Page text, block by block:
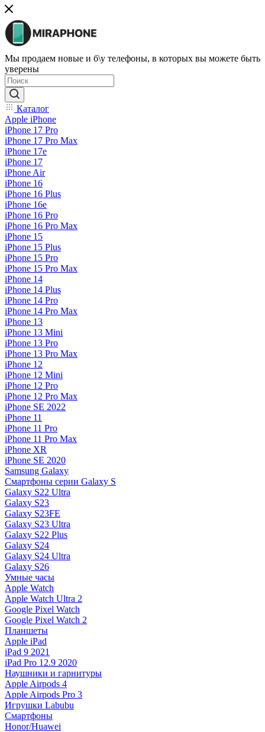
Мы продаем новые и б\у телефоны, в которых вы можете быть
уверены
Каталог
Apple iPhone
iPhone 17 Pro
iPhone 17 Pro Max
iPhone 17e
iPhone 17
iPhone Air
iPhone 16
iPhone 16 Plus
iPhone 16e
iPhone 16 Pro
iPhone 16 Pro Max
iPhone 15
iPhone 15 Plus
iPhone 15 Pro
iPhone 15 Pro Max
iPhone 14
iPhone 14 Plus
iPhone 14 Pro
iPhone 14 Pro Max
iPhone 13
iPhone 13 Mini
iPhone 13 Pro
iPhone 13 Pro Max
iPhone 12
iPhone 12 Mini
iPhone 12 Pro
iPhone 12 Pro Max
iPhone SE 2022
iPhone 11
iPhone 11 Pro
iPhone 11 Pro Max
iPhone XR
iPhone SE 2020
Samsung Galaxy
Смартфоны серии Galaxy S
Galaxy S22 Ultra
Galaxy S23
Galaxy S23FE
Galaxy S23 Ultra
Galaxy S22 Plus
Galaxy S24
Galaxy S24 Ultra
Galaxy S26
Умные часы
Apple Watch
Apple Watch Ultra 2
Google Pixel Watch
Google Pixel Watch 2
Планшеты
Apple iPad
iPad 9 2021
iPad Pro 12.9 2020
Наушники и гарнитуры
Apple Airpods 4
Apple Airpods Pro 3
Игрушки Labubu
Смартфоны
Honor/Huawei